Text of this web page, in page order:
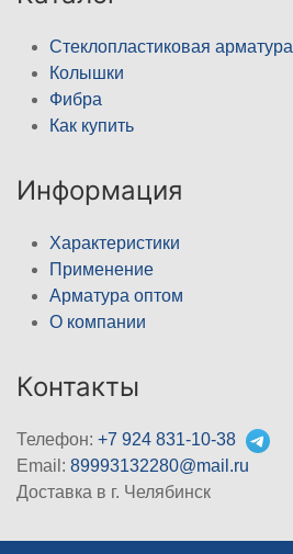
Стеклопластиковая арматура
Колышки
Фибра
Как купить
Информация
Характеристики
Применение
Арматура оптом
О компании
Контакты
Телефон: +7 924 831-10-38
Email: 89993132280@mail.ru
Доставка в г. Челябинск